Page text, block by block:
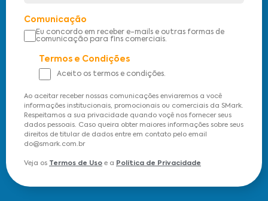
Comunicação
Eu concordo em receber e-mails e outras formas de
comunicação para fins comerciais.
Termos e Condições
Aceito os termos e condições.
Ao aceitar receber nossas comunicações enviaremos a você
informações institucionais, promocionais ou comerciais da SMark.
Respeitamos a sua privacidade quando voçê nos fornecer seus
dados pessoais. Caso queira obter maiores informações sobre seus
direitos de titular de dados entre em contato pelo email
do@smark.com.br
Veja os Termos de Uso e a Política de Privacidade